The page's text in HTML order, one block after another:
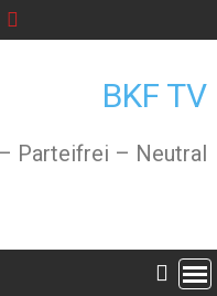
BKF TV
Parteifrei – Neutral